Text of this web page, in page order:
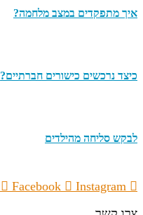
איך מתפקדים במצב מלחמה?
כיצד נרכשים כישורים חברתיים?
לבקש סליחה מהילדים
Facebook
Instagram